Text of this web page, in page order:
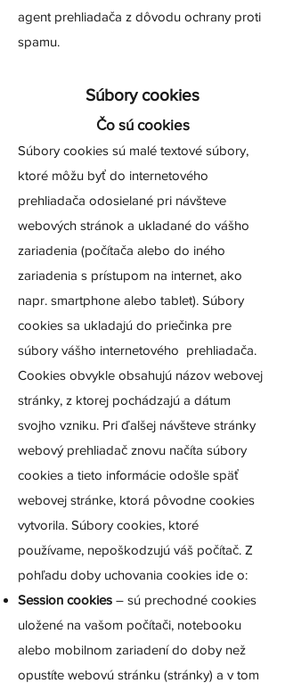
agent prehliadača z dôvodu ochrany proti
spamu.
Súbory cookies
Čo sú cookies
Súbory cookies sú malé textové súbory,
ktoré môžu byť do internetového
prehliadača odosielané pri návšteve
webových stránok a ukladané do vášho
zariadenia (počítača alebo do iného
zariadenia s prístupom na internet, ako
napr. smartphone alebo tablet). Súbory
cookies sa ukladajú do priečinka pre
súbory vášho internetového prehliadača.
Cookies obvykle obsahujú názov webovej
stránky, z ktorej pochádzajú a dátum
svojho vzniku. Pri ďalšej návšteve stránky
webový prehliadač znovu načíta súbory
cookies a tieto informácie odošle späť
webovej stránke, ktorá pôvodne cookies
vytvorila. Súbory cookies, ktoré
používame, nepoškodzujú váš počítač. Z
pohľadu doby uchovania cookies ide o:
Session cookies – sú prechodné cookies
uložené na vašom počítači, notebooku
alebo mobilnom zariadení do doby než
opustíte webovú stránku (stránky) a v tom